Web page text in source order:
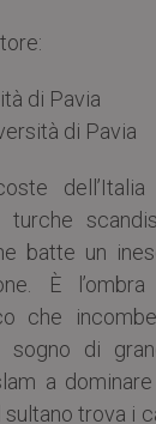
di Pavia
di Pavia
dell’Italia
turche
batte un
È
che incombe
di
a
trova i